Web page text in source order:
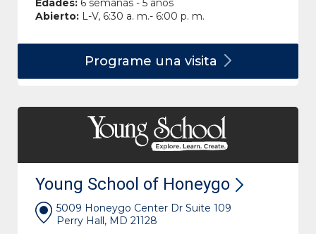
Edades: 6 semanas - 5 años
Abierto: L-V, 6:30 a. m.- 6:00 p. m.
Programe una visita
Young School of Honeygo
5009 Honeygo Center Dr Suite 109
Perry Hall, MD 21128